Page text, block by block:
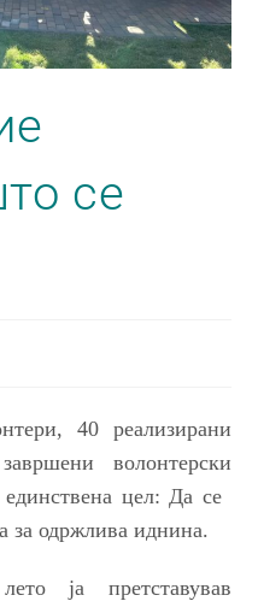
се
40 реализирани
волонтерски
цел: Да се
за одржлива иднина.
ја претставував